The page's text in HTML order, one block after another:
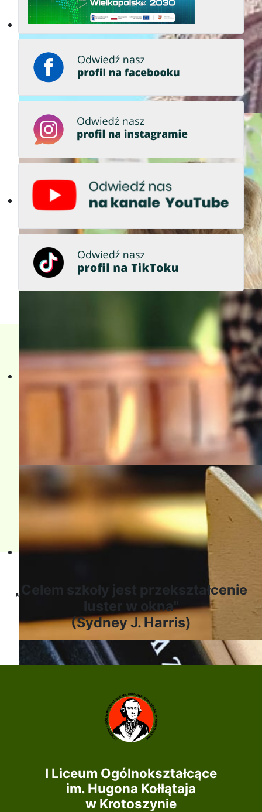
Przyszłość w nauce, nauka
Przyszłość w nauce, nauka
Przyszłość w nauce, nauka
Przyszłość w nauce, nauka
Przyszłość w nauce, nauka
Współpraca
„Celem szkoły jest przekształcenie
luster w okna"
(Sydney J. Harris)
I Liceum Ogólnokształcące
im. Hugona Kołłątaja
w Krotoszynie